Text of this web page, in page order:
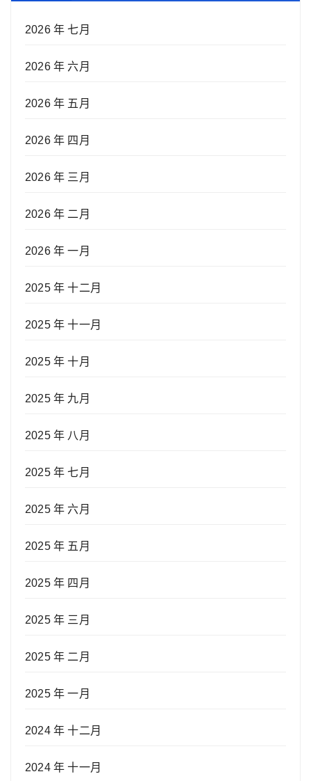
2026 年 七月
2026 年 六月
2026 年 五月
2026 年 四月
2026 年 三月
2026 年 二月
2026 年 一月
2025 年 十二月
2025 年 十一月
2025 年 十月
2025 年 九月
2025 年 八月
2025 年 七月
2025 年 六月
2025 年 五月
2025 年 四月
2025 年 三月
2025 年 二月
2025 年 一月
2024 年 十二月
2024 年 十一月